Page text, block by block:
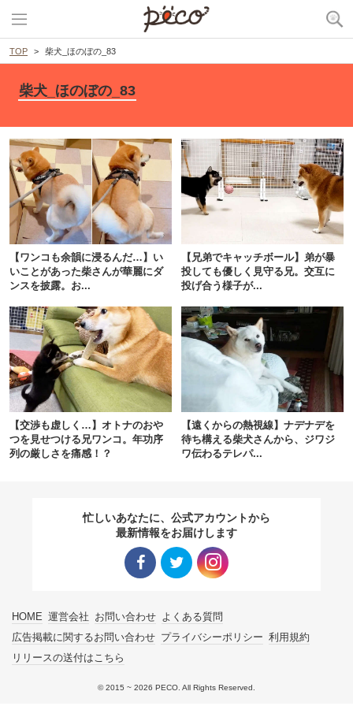
TOP 柴犬_ほのぼの_83
柴犬_ほのぼの_83
【ワンコも余韻に浸るんだ…】い
いことがあった柴さんが華麗にダ
ンスを披露。お...
【兄弟でキャッチボール】弟が暴
投しても優しく見守る兄。交互に
投げ合う様子が...
【交渉も虚しく…】オトナのおや
つを見せつける兄ワンコ。年功序
列の厳しさを痛感！？
【遠くからの熱視線】ナデナデを
待ち構える柴犬さんから、ジワジ
ワ伝わるテレパ...
忙しいあなたに、公式アカウントから
最新情報をお届けします
HOME 運営会社 お問い合わせ よくある質問
広告掲載に関するお問い合わせ プライバシーポリシー 利用規約
リリースの送付はこちら
© 2015 ~ 2026 PECO. All Rights Reserved.
pecodogs
いぬ部をフォロー
ねこ部をフォロー
PECOアプリをダウンロード済みの方
アプリで開く